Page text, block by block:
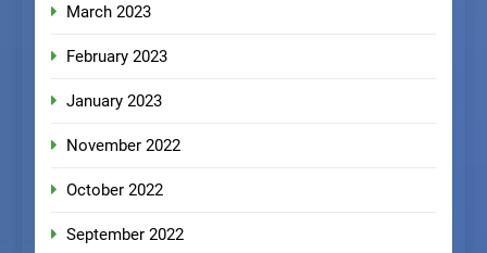
March 2023
February 2023
January 2023
November 2022
October 2022
September 2022